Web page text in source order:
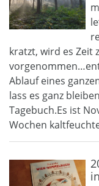
kratzt, wird es Zeit
Ablauf eines
lass es ganz
Tagebuch.Es ist
Wochen